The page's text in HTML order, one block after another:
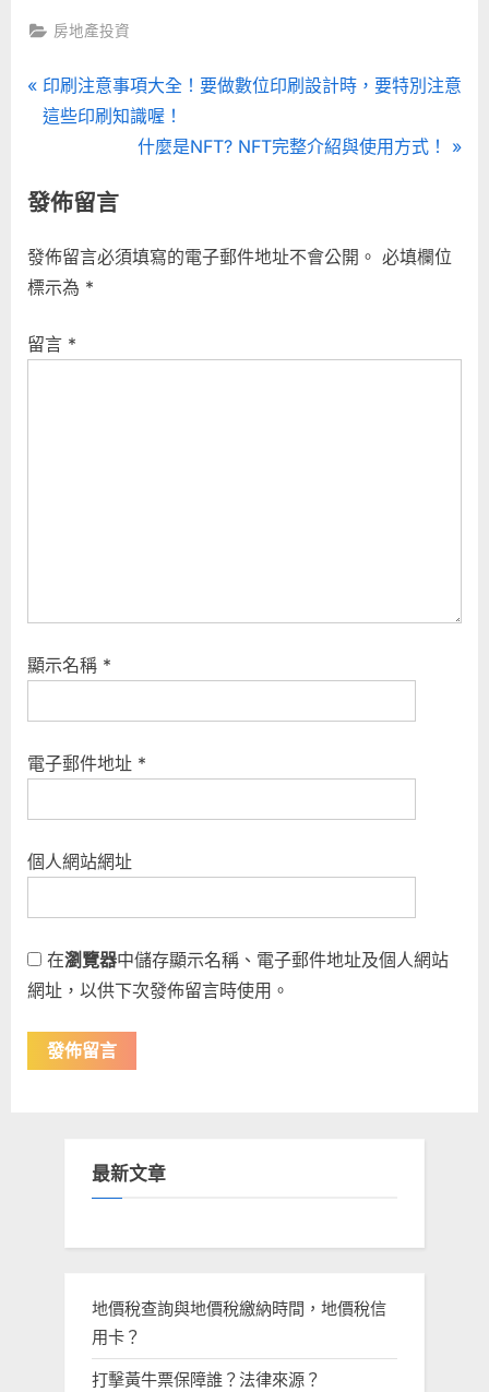
房地產投資
文
導
P
r
i
u
s
o
印刷注意事項大全！要做數位印刷設計時，要特別注意
這些印刷知識喔！
N
P
t
什麼是NFT? NFT完整介紹與使用方式！
發佈留言
發佈留言必須填寫的電子郵件地址不會公開。 必填欄位
標示為 *
留言 *
顯示名稱 *
電子郵件地址 *
個人網站網址
在瀏覽器中儲存顯示名稱、電子郵件地址及個人網站
網址，以供下次發佈留言時使用。
最新文章
地價稅查詢與地價稅繳納時間，地價稅信
用卡？
打擊黃牛票保障誰？法律來源？